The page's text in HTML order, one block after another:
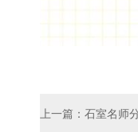
上一篇：石室名师